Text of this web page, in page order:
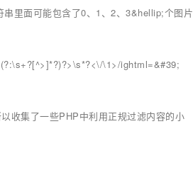
里面可能包含了0、1、2、3&hellip;个图片
\1>/ightml=&#39;
收集了一些PHP中利用正规过滤内容的小